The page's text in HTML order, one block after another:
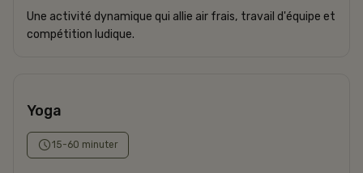
Une activité dynamique qui allie air frais, travail d'équipe et
compétition ludique.
Yoga
15-60 minuter